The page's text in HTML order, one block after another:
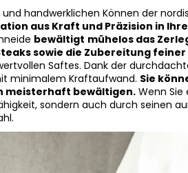
handwerklichen Können der
aus Kraft und Präzision in
bewältigt mühelos das
sowie die Zubereitung
Saftes. Dank der
minimalem Kraftaufwand. Sie
meisterhaft bewältigen. Wenn Sie
sondern auch durch seinen